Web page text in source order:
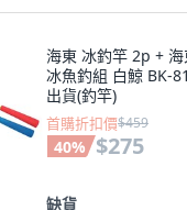
海東 冰釣竿 2p +
冰魚釣組 白鯨 BK-
出貨(釣竿)
首購折扣價$459
40% $275
缺貨